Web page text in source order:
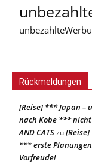
Rückmeldungen
[Reise] *** Japan –
nach Kobe *** nicht
AND CATSzu
*** erste
Vorfreude!